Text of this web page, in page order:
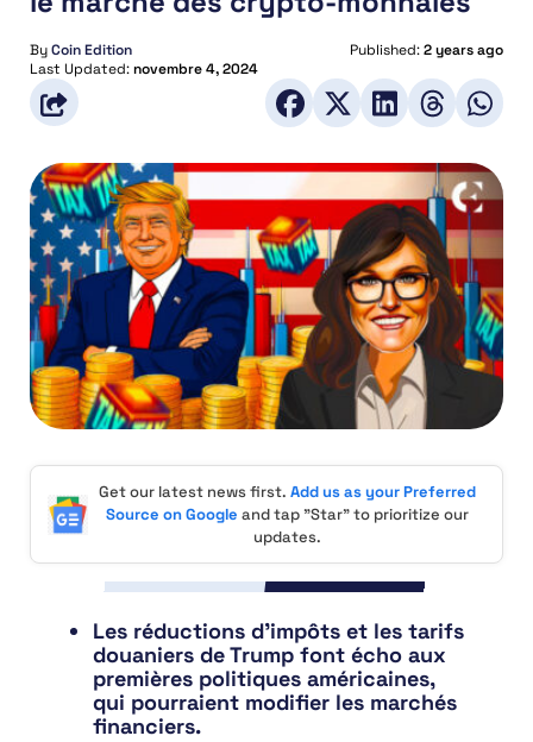
ByCoin Edition Published:2 years ago
Last Updated:novembre 4, 2024
Get our latest news first. Add us as your Preferred
Source on Google and tap "Star" to prioritize our
updates.
Les réductions d’impôts et les tarifs
douaniers de Trump font écho aux
premières politiques américaines,
qui pourraient modifier les marchés
financiers.